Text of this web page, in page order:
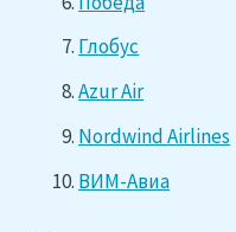
Глобус
Azur Air
Nordwind Airlines
ВИМ-Авиа